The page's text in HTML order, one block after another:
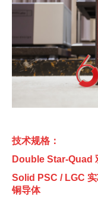
技术规格：
Double Star-Quad
Solid PSC / LGC
铜导体